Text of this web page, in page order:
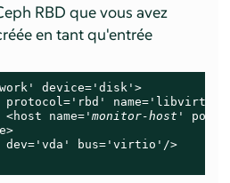
RBD que vous avez
en tant qu'entrée
device='disk'>
protocol='rbd' name='libvirt-
<host name='
monitor-host '
dev='vda' bus='virtio'/>